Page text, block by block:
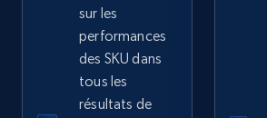
Google Shopping
URL, Product id, Title, Product
sur les
performances
des SKU dans
tous les
résultats de